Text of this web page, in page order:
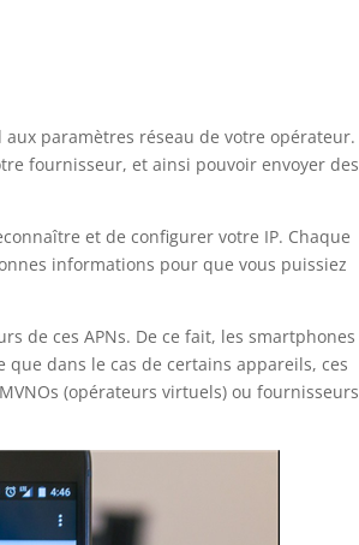
aux paramètres réseau de votre opérateur.
fournisseur, et ainsi pouvoir envoyer des
et de configurer votre IP. Chaque
informations pour que vous puissiez
de ces APNs. De ce fait, les smartphones
dans le cas de certains appareils, ces
(opérateurs virtuels) ou